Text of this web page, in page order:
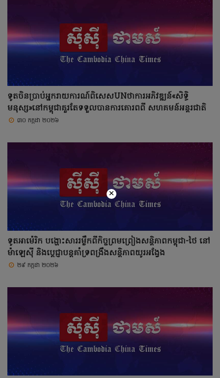
ទូតចិនប្រាប់អ្នករាយការណ៍ពិសេសUNថាការអភិវឌ្ឍន៍«សិទ្ធិ
មនុស្ស»នៅកម្ពុជាគួរតែទទួលបានការគោរពពី សហគមន៍អន្តរជាតិ
៣០ កក្កដា ២០២៦
ទូតអាម៉េរិក បង្ហោះសាររម្លឹកពីកិច្ចព្រមព្រៀងសន្តិភាពកម្ពុជា-ថៃ នៅ
ម៉ាឡេស៊ី និងប្តេជ្ញាបន្តគាំទ្រពង្រឹងសន្តិភាពយូរអង្វែង
២៩ កក្កដា ២០២៦
×